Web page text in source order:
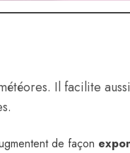
Il facilite
de façon